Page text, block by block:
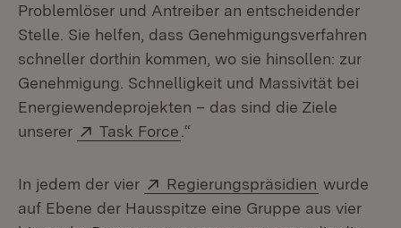
Problemlöser und Antreiber an entscheidender
Stelle. Sie helfen, dass Genehmigungsverfahren
schneller dorthin kommen, wo sie hinsollen: zur
Genehmigung. Schnelligkeit und Massivität bei
Energiewendeprojekten – das sind die Ziele
unserer
Extern:
Task Force (Öffnet in neuem Fenster)
.“
In jedem der vier Extern:
Regierungspräsidien (Öffnet in
wurde
auf Ebene der Hausspitze eine Gruppe aus vier